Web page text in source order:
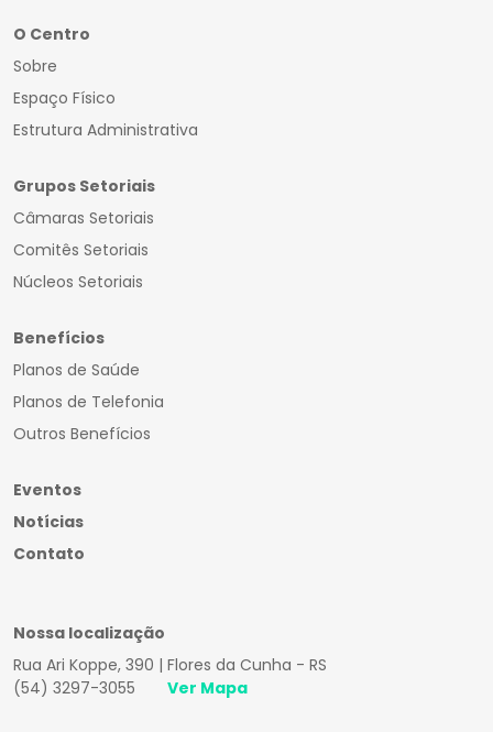
O Centro
Sobre
Espaço Físico
Estrutura Administrativa
Grupos Setoriais
Câmaras Setoriais
Comitês Setoriais
Núcleos Setoriais
Benefícios
Planos de Saúde
Planos de Telefonia
Outros Benefícios
Eventos
Notícias
Contato
Nossa localização
Rua Ari Koppe, 390 | Flores da Cunha - RS
(54) 3297-3055
Ver Mapa